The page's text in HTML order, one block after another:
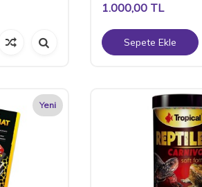
1.000,00TL
Sepete Ekle
Yeni